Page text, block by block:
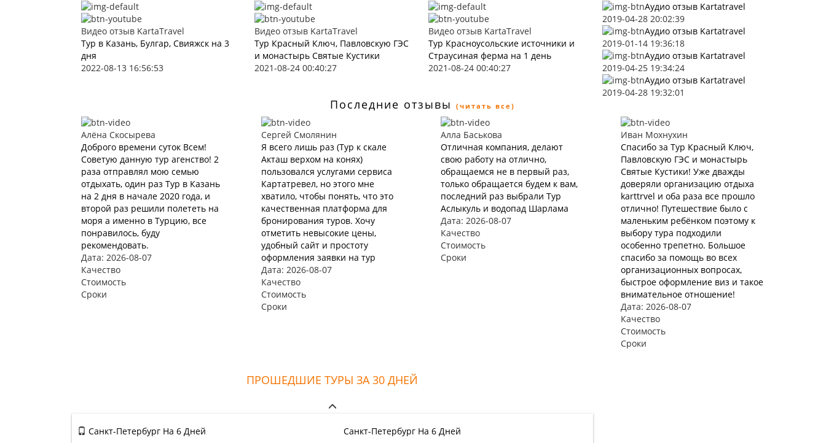
Видео отзыв KartaTravel
Тур в Казань, Булгар, Свияжск на 3
дня
2022-08-13 16:56:53
Видео отзыв KartaTravel
Тур Красный Ключ, Павловскую ГЭС
и монастырь Святые Кустики
2021-08-24 00:40:27
Видео отзыв KartaTravel
Тур Красноусольские источники и
Страусиная ферма на 1 день
2021-08-24 00:40:27
Аудио отзыв Kartatravel
2019-04-28 20:02:39
Аудио отзыв Kartatravel
2019-01-14 19:36:18
Аудио отзыв Kartatravel
2019-04-25 19:34:24
Аудио отзыв Kartatravel
2019-04-28 19:32:01
Последние отзывы (читать все)
Алёна Скосырева
Доброго времени суток Всем!
Советую данную тур агенство! 2
раза отправлял мою семью
отдыхать, один раз Тур в Казань
на 2 дня в начале 2020 года, и
второй раз решили полететь на
моря а именно в Турцию, все
понравилось, буду
рекомендовать.
Дата: 2026-08-07
Качество
Стоимость
Сроки
Сергей Смолянин
Я всего лишь раз (Тур к скале
Акташ верхом на конях)
пользовался услугами сервиса
Картатревел, но этого мне
хватило, чтобы понять, что это
качественная платформа для
бронирования туров. Хочу
отметить невысокие цены,
удобный сайт и простоту
оформления заявки на тур
Дата: 2026-08-07
Качество
Стоимость
Сроки
Алла Баськова
Отличная компания, делают
свою работу на отлично,
обращаемся не в первый раз,
только обращается будем к вам,
последний раз выбрали Тур
Аслыкуль и водопад Шарлама
Дата: 2026-08-07
Качество
Стоимость
Сроки
Иван Мохнухин
Спасибо за Тур Красный Ключ,
Павловскую ГЭС и монастырь
Святые Кустики! Уже дважды
доверяли организацию отдыха
karttrvel и оба раза все прошло
отлично! Путешествие было с
маленьким ребёнком поэтому к
выбору тура подходили
особенно трепетно. Большое
спасибо за помощь во всех
организационных вопросах,
быстрое оформление виз и такое
внимательное отношение!
Дата: 2026-08-07
Качество
Стоимость
Сроки
ПРОШЕДШИЕ ТУРЫ ЗА 30 ДНЕЙ
Санкт-Петербург На 6 Дней Санкт-Петербург На 6 Дней